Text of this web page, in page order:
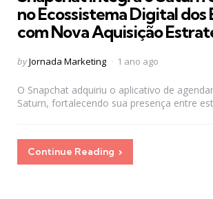
no Ecossistema Digital dos
com Nova Aquisição
Posted
byJornada Marketing 1 ano ago
O Snapchat adquiriu o aplicativo de
Saturn, fortalecendo sua presença entre
Continue Reading